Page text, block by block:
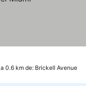
a 0.6 km de: Brickell Avenue